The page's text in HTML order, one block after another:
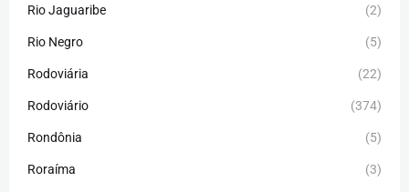
Rio Jaguaribe (2)
Rio Negro (5)
Rodoviária (22)
Rodoviário (374)
Rondônia (5)
Roraíma (3)